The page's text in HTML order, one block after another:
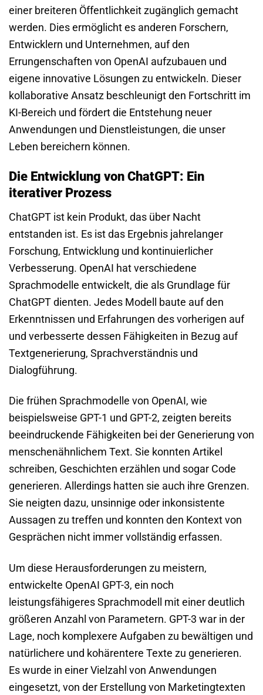
einer breiteren Öffentlichkeit zugänglich gemacht
werden. Dies ermöglicht es anderen Forschern,
Entwicklern und Unternehmen, auf den
Errungenschaften von OpenAI aufzubauen und
eigene innovative Lösungen zu entwickeln. Dieser
kollaborative Ansatz beschleunigt den Fortschritt im
KI-Bereich und fördert die Entstehung neuer
Anwendungen und Dienstleistungen, die unser
Leben bereichern können.
Die Entwicklung von ChatGPT: Ein
iterativer Prozess
ChatGPT ist kein Produkt, das über Nacht
entstanden ist. Es ist das Ergebnis jahrelanger
Forschung, Entwicklung und kontinuierlicher
Verbesserung. OpenAI hat verschiedene
Sprachmodelle entwickelt, die als Grundlage für
ChatGPT dienten. Jedes Modell baute auf den
Erkenntnissen und Erfahrungen des vorherigen auf
und verbesserte dessen Fähigkeiten in Bezug auf
Textgenerierung, Sprachverständnis und
Dialogführung.
Die frühen Sprachmodelle von OpenAI, wie
beispielsweise GPT-1 und GPT-2, zeigten bereits
beeindruckende Fähigkeiten bei der Generierung von
menschenähnlichem Text. Sie konnten Artikel
schreiben, Geschichten erzählen und sogar Code
generieren. Allerdings hatten sie auch ihre Grenzen.
Sie neigten dazu, unsinnige oder inkonsistente
Aussagen zu treffen und konnten den Kontext von
Gesprächen nicht immer vollständig erfassen.
Um diese Herausforderungen zu meistern,
entwickelte OpenAI GPT-3, ein noch
leistungsfähigeres Sprachmodell mit einer deutlich
größeren Anzahl von Parametern. GPT-3 war in der
Lage, noch komplexere Aufgaben zu bewältigen und
natürlichere und kohärentere Texte zu generieren.
Es wurde in einer Vielzahl von Anwendungen
eingesetzt, von der Erstellung von Marketingtexten